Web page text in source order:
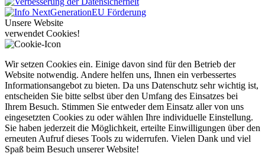
Unsere Website
verwendet Cookies!
Wir setzen Cookies ein. Einige davon sind für den Betrieb der
Website notwendig. Andere helfen uns, Ihnen ein verbessertes
Informationsangebot zu bieten. Da uns Datenschutz sehr wichtig ist,
entscheiden Sie bitte selbst über den Umfang des Einsatzes bei
Ihrem Besuch. Stimmen Sie entweder dem Einsatz aller von uns
eingesetzten Cookies zu oder wählen Ihre individuelle Einstellung.
Sie haben jederzeit die Möglichkeit, erteilte Einwilligungen über den
erneuten Aufruf dieses Tools zu widerrufen. Vielen Dank und viel
Spaß beim Besuch unserer Website!